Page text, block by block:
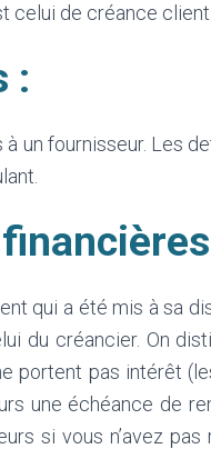
celui de créance client.
:
un fournisseur. Les
qui a été mis à sa
du créancier. On
portent pas intérêt
une échéance de
si vous n’avez